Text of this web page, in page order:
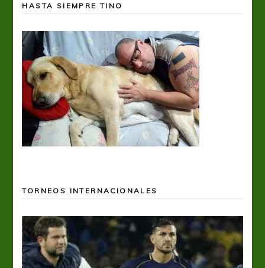
HASTA SIEMPRE TINO
TORNEOS INTERNACIONALES